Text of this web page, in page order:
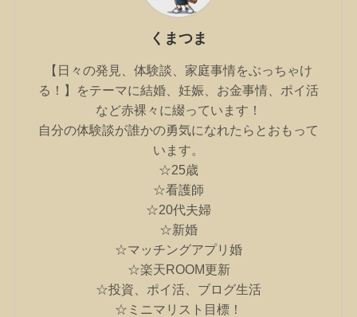
くまつま
【日々の発見、体験談、家庭事情をぶっちゃけ
る！】をテーマに結婚、妊娠、お金事情、ポイ活
など赤裸々に綴っています！
自分の体験談が誰かの勇気になれたらとおもって
います。
☆25歳
☆看護師
☆20代夫婦
☆新婚
☆マッチングアプリ婚
☆楽天ROOM更新
☆投資、ポイ活、ブログ生活
☆ミニマリスト目標！